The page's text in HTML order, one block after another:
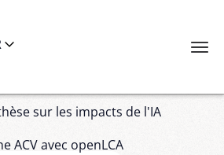
sur les impacts de l'IA
ACVavec openLCA
cookies